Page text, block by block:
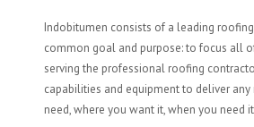
Indobitumen consists of a leading
common goal and purpose: to focus all
serving the professional roofing
capabilities and equipment to deliver
need, where you want it, when you need